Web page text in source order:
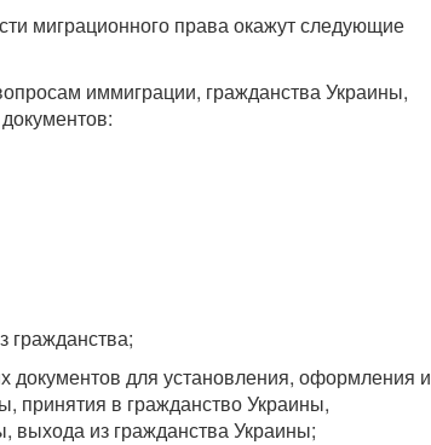
миграционного права окажут следующие
иммиграции, гражданства Украины,
гражданства;
документов для установления, оформления и
принятия в гражданство Украины,
выхода из гражданства Украины;